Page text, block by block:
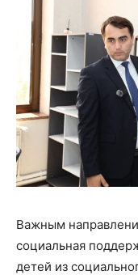
Важным
социальная
детей из